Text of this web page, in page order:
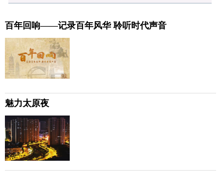
百年回响——记录百年风华 聆听时代声音
魅力太原夜